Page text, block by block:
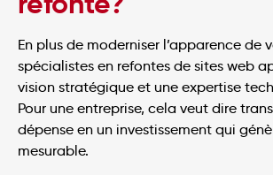
En plus de moderniser l’apparence de
spécialistes en refontes de sites web
vision stratégique et une expertise
Pour une entreprise, cela veut dire
dépense en un investissement qui
mesurable.